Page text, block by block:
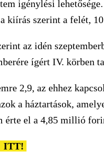
igénylési lehetősége.
kiírás szerint a felét,
az idén
ígért IV. körben
2,9, az ehhez
a háztartások,
érte el a 4,85 millió
ITT!